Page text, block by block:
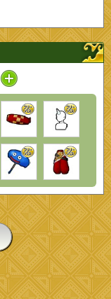
アイコン / ラインナッ